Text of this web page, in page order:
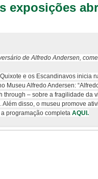
exposições
de Alfredo Andersen,
e os Escandinavos inicia
Museu Alfredo Andersen:
through – sobre a fragilidade da
Além disso, o museu promove
programação completa AQUI.